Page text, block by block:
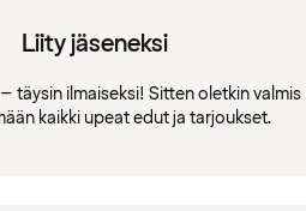
Liity jäseneksi
täysin ilmaiseksi! Sitten oletkin valmis
kaikki upeat edut ja tarjoukset.